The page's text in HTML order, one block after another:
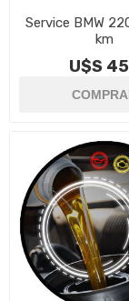
Service BMW
km
U$S